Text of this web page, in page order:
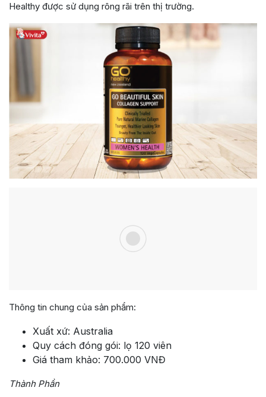
Healthy được sử dụng rông rãi trên thị trường.
Thông tin chung của sản phẩm:
Xuất xứ: Australia
Quy cách đóng gói: lọ 120 viên
Giá tham khảo: 700.000 VNĐ
Thành Phần